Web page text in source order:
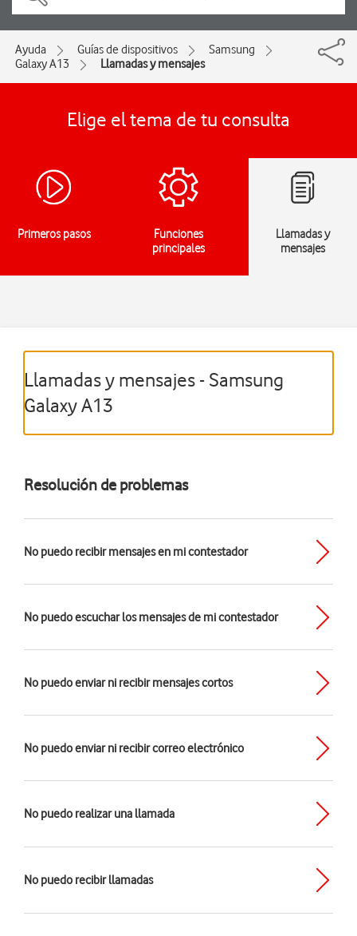
Ayuda Guías de dispositivos
Samsung
Galaxy A13
Llamadas y mensajes
Elige el tema de tu consulta
Primeros pasos
Funciones
principales
Llamadas y
mensajes
Llamadas y mensajes - Samsung
Galaxy A13
Resolución de problemas
No puedo recibir mensajes en mi contestador
No puedo escuchar los mensajes de mi contestador
No puedo enviar ni recibir mensajes cortos
No puedo enviar ni recibir correo electrónico
No puedo realizar una llamada
No puedo recibir llamadas